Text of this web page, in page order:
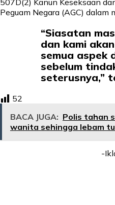
507D(2) Kanun Keseksaan
Peguam Negara (AGC) dalam
“Siasatan
dan kami
semua aspek
sebelum
seterusnya,”
52
BACA JUGA: Polis tahan
wanita sehingga lebam
-